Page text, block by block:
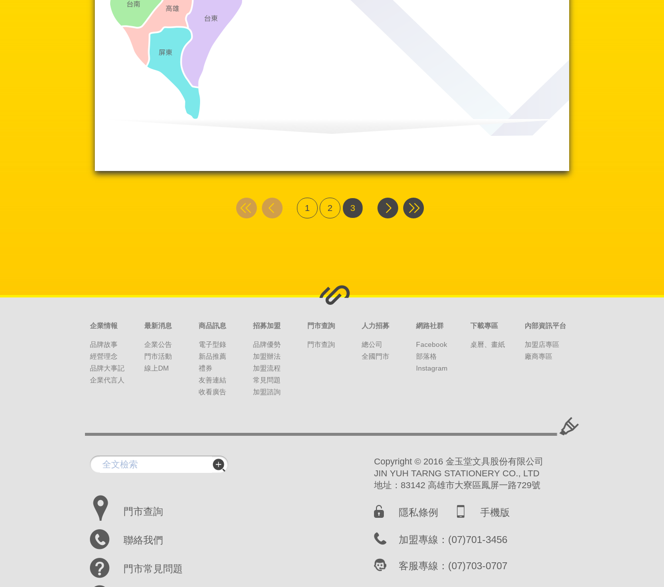
1 2 3
企業情報
品牌故事
經營理念
品牌大事記
企業代言人
最新消息
企業公告
門市活動
線上DM
商品訊息
電子型錄
新品推薦
禮券
友善連結
收看廣告
招募加盟
品牌優勢
加盟辦法
加盟流程
常見問題
加盟諮詢
門市查詢
門市查詢
人力招募
總公司
全國門市
網路社群
Facebook
部落格
Instagram
下載專區
桌曆、畫紙
內部資訊平台
加盟店專區
廠商專區
門市查詢
聯絡我們
門市常見問題
Copyright © 2016 金玉堂文具股份有限公司
JIN YUH TARNG STATIONERY CO., LTD
地址：83142 高雄市大寮區鳳屏一路729號
隱私條例 手機版
加盟專線：(07)701-3456
客服專線：(07)703-0707